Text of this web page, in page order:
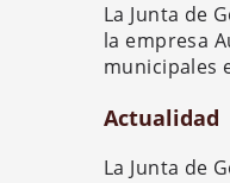
La Junta de
la empresa
municipales
Actualidad
La Junta de